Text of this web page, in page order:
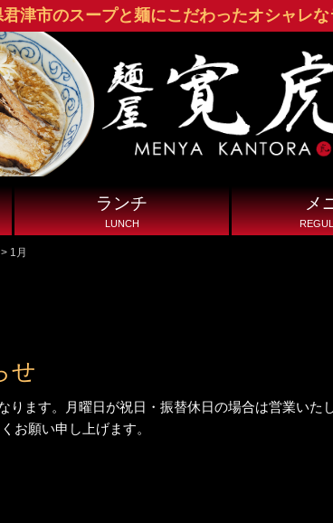
津市のスープと麺にこだわったオシャレな
ランチ
LUNCH
メ
サ
> 1月
せ
ります。月曜日が祝日・振替休日の場合は営業いた
お願い申し上げます。